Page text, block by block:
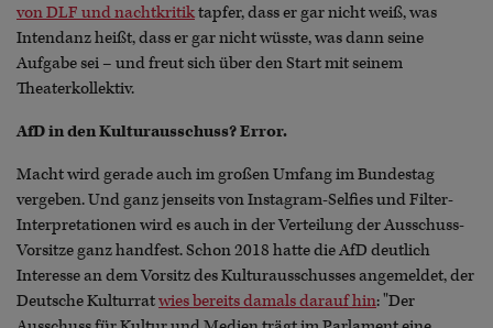
von DLF und nachtkritiktapfer, dass er gar nicht weiß, was
Intendanz heißt, dass er gar nicht wüsste, was dann seine
Aufgabe sei – und freut sich über den Start mit seinem
Theaterkollektiv.
AfD in den Kulturausschuss? Error.
Macht wird gerade auch im großen Umfang im Bundestag
vergeben. Und ganz jenseits von Instagram-Selfies und Filter-
Interpretationen wird es auch in der Verteilung der Ausschuss-
Vorsitze ganz handfest. Schon 2018 hatte die AfD deutlich
Interesse an dem Vorsitz des Kulturausschusses angemeldet, der
Deutsche Kulturratwies bereits damals darauf hin: "Der